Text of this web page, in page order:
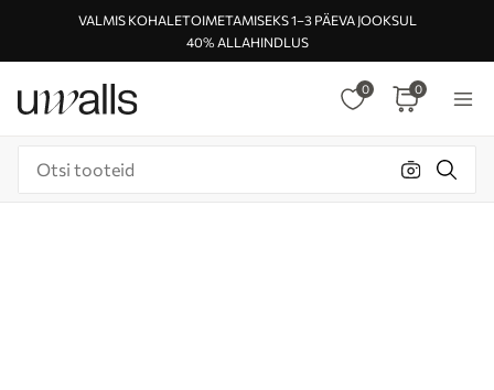
VALMIS KOHALETOIMETAMISEKS 1–3 PÄEVA JOOKSUL
40% ALLAHINDLUS
0 0